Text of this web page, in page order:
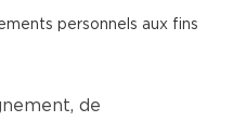
personnels aux fins
de